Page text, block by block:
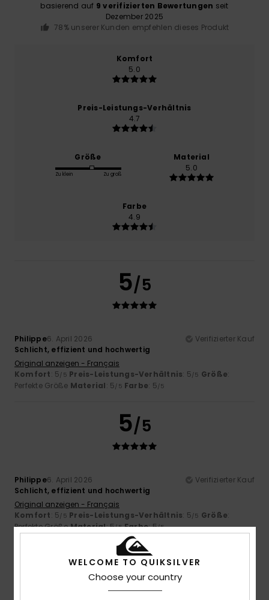
basierend auf 9 verifizierten Bewertungen seit
Dezember 2025
78% unserer Kunden empfehlen dieses Produkt
Komfort
5.0
Preis-Leistungs-Verhältnis
4.7
Größe
Zu klein Zu groß
Material
5.0
Farbe
4.9
5/5
Philippe6. April 2026
Verifizierter Kauf
Schlicht, effizient und hochwertig
Original anzeigen - Français
Komfort: 5/5 Preis-Leistungs-Verhältnis: 5/5 Größe:
Perfekte Größe Material: 5/5 Farbe: 5/5
5/5
Philippe6. April 2026
Verifizierter Kauf
Schlicht, effizient und hochwertig
Original anzeigen - Français
Komfort: 5/5 Preis-Leistungs-Verhältnis: 5/5 Größe:
Perfekte GrößeMaterial: 5/5 Farbe: 5/5
5/5
WELCOME TO QUIKSILVER
Choose your country